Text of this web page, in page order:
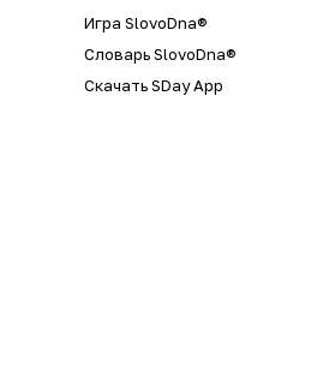
Игра SlovoDna®
Словарь SlovoDna®
Скачать SDay App